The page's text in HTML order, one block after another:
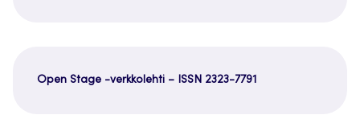
Open Stage -verkkolehti – ISSN 2323-7791